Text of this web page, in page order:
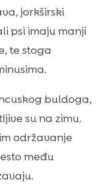
jorkširski
psi imaju manji
te stoga
buldoga,
su na zimu.
održavanje
među